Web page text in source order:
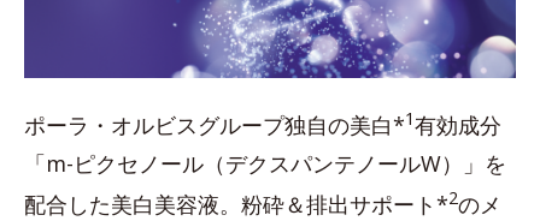
ポーラ・オルビスグループ独自の美白*1有効成分
「m-ピクセノール（デクスパンテノールW）」を
配合した美白美容液。粉砕＆排出サポート*2のメ